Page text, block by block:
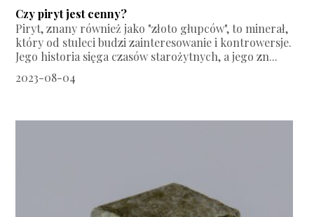
Czy piryt jest cenny?
Piryt, znany również jako "złoto głupców", to minerał,
który od stuleci budzi zainteresowanie i kontrowersje.
Jego historia sięga czasów starożytnych, a jego zn...
2023-08-04